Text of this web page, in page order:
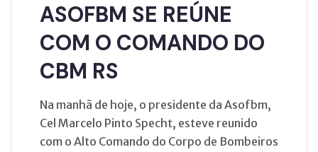
ASOFBM SE REÚNE
COM O COMANDO DO
CBM RS
Na manhã de hoje, o presidente da Asofbm,
Cel Marcelo Pinto Specht, esteve reunido
com o Alto Comando do Corpo de Bombeiros